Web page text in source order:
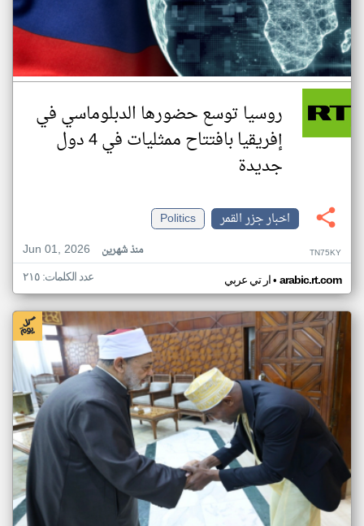
روسيا توسع حضورها الدبلوماسي في
إفريقيا بافتتاح ممثليات في 4 دول
جديدة
اخبار جزر القمر
Politics
Jun 01, 2026
منذ شهرين TN75KY
ار تي عربي• arabic.rt.com عدد الكلمات: ٢١٥